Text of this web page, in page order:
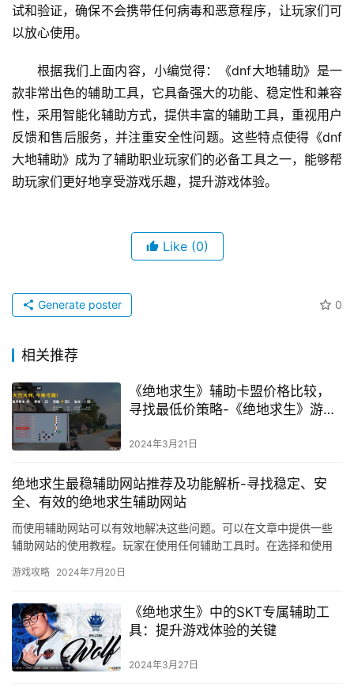
试和验证，确保不会携带任何病毒和恶意程序，让玩家们可
以放心使用。
根据我们上面内容，小编觉得：《dnf大地辅助》是一
款非常出色的辅助工具，它具备强大的功能、稳定性和兼容
性，采用智能化辅助方式，提供丰富的辅助工具，重视用户
反馈和售后服务，并注重安全性问题。这些特点使得《dnf
大地辅助》成为了辅助职业玩家们的必备工具之一，能够帮
助玩家们更好地享受游戏乐趣，提升游戏体验。
Like (0)
0
Generate poster
相关推荐
《绝地求生》辅助卡盟价格比较，
寻找最低价策略-《绝地求生》游戏
2024年3月21日
绝地求生最稳辅助网站推荐及功能解析-寻找稳定、安
全、有效的绝地求生辅助网站
而使用辅助网站可以有效地解决这些问题。可以在文章中提供一些
辅助网站的使用教程。玩家在使用任何辅助工具时。在选择和使用
游戏攻略 2024年7月20日
《绝地求生》中的SKT专属辅助工
具：提升游戏体验的关键
2024年3月27日